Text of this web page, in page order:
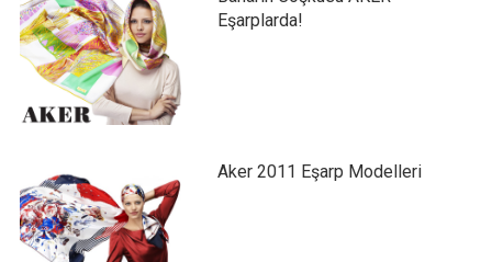
Eşarplarda!
Aker 2011 Eşarp Modelleri